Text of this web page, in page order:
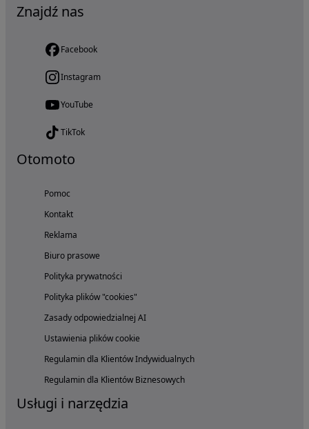
Znajdź nas
Facebook
Instagram
YouTube
TikTok
Otomoto
Pomoc
Kontakt
Reklama
Biuro prasowe
Polityka prywatności
Polityka plików "cookies"
Zasady odpowiedzialnej AI
Ustawienia plików cookie
Regulamin dla Klientów Indywidualnych
Regulamin dla Klientów Biznesowych
Usługi i narzędzia